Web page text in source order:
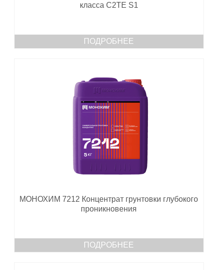
класса С2ТЕ S1
ПОДРОБНЕЕ
МОНОХИМ 7212 Концентрат грунтовки глубокого
проникновения
ПОДРОБНЕЕ